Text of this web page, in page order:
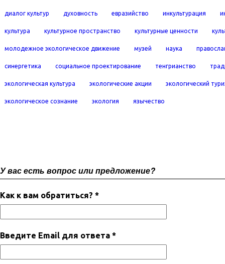
диалог культур духовность евразийство инкультурация
культура культурное пространство культурные ценности
молодежное экологическое движение музей наука
синергетика социальное проектирование тенгрианство
экологическая культура экологические акции экологический
экологическое сознание экология язычество
У вас есть вопрос или предложение?
Как к вам обратиться? *
Введите Email для ответа *